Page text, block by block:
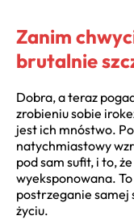
Zanim
brutalnie
Dobra, a teraz
zrobieniu sobie
jest ich mnóstwo.
natychmiastowy
pod sam sufit, i to,
wyeksponowana.
postrzeganie samej
życiu.